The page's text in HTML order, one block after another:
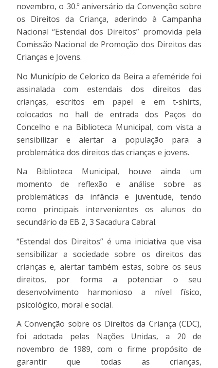
novembro, o 30.º aniversário da Convenção sobre
os Direitos da Criança, aderindo à Campanha
Nacional “Estendal dos Direitos” promovida pela
Comissão Nacional de Promoção dos Direitos das
Crianças e Jovens.
No Município de Celorico da Beira a efeméride foi
assinalada com estendais dos direitos das
crianças, escritos em papel e em t-shirts,
colocados no hall de entrada dos Paços do
Concelho e na Biblioteca Municipal, com vista a
sensibilizar e alertar a população para a
problemática dos direitos das crianças e jovens.
Na Biblioteca Municipal, houve ainda um
momento de reflexão e análise sobre as
problemáticas da infância e juventude, tendo
como principais intervenientes os alunos do
secundário da EB 2, 3 Sacadura Cabral.
“Estendal dos Direitos” é uma iniciativa que visa
sensibilizar a sociedade sobre os direitos das
crianças e, alertar também estas, sobre os seus
direitos, por forma a potenciar o seu
desenvolvimento harmonioso a nível físico,
psicológico, moral e social.
A Convenção sobre os Direitos da Criança (CDC),
foi adotada pelas Nações Unidas, a 20 de
novembro de 1989, com o firme propósito de
garantir que todas as crianças,